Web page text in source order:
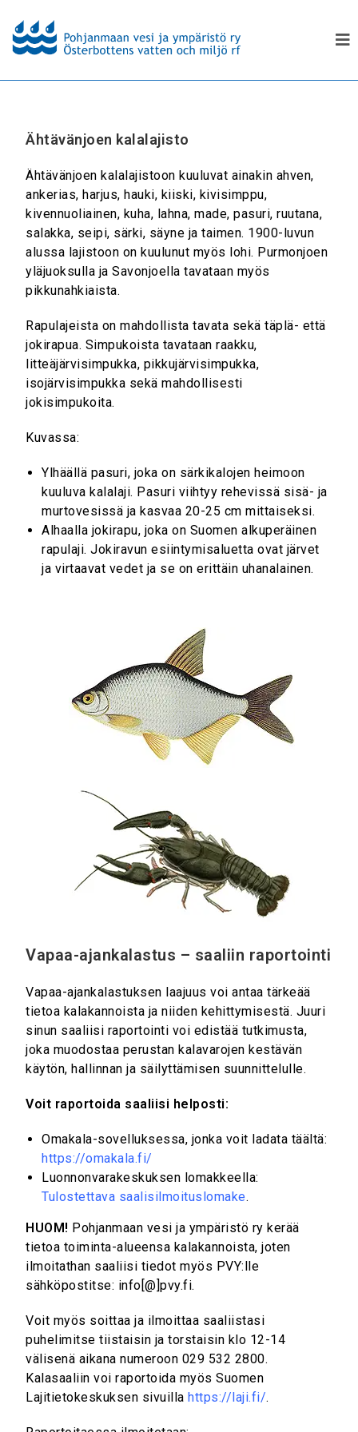
Ähtävänjoen kalalajisto
Ähtävänjoen kalalajistoon kuuluvat ainakin ahven,
ankerias, harjus, hauki, kiiski, kivisimppu,
kivennuoliainen, kuha, lahna, made, pasuri, ruutana,
salakka, seipi, särki, säyne ja taimen. 1900-luvun
alussa lajistoon on kuulunut myös lohi. Purmonjoen
yläjuoksulla ja Savonjoella tavataan myös
pikkunahkiaista.
Rapulajeista on mahdollista tavata sekä täplä- että
jokirapua. Simpukoista tavataan raakku,
litteäjärvisimpukka, pikkujärvisimpukka,
isojärvisimpukka sekä mahdollisesti
jokisimpukoita.
Kuvassa:
Ylhäällä pasuri, joka on särkikalojen heimoon
kuuluva kalalaji. Pasuri viihtyy rehevissä sisä- ja
murtovesissä ja kasvaa 20-25 cm mittaiseksi.
Alhaalla jokirapu, joka on Suomen alkuperäinen
rapulaji. Jokiravun esiintymisaluetta ovat järvet
ja virtaavat vedet ja se on erittäin uhanalainen.
Vapaa-ajankalastus – saaliin raportointi
Vapaa-ajankalastuksen laajuus voi antaa tärkeää
tietoa kalakannoista ja niiden kehittymisestä. Juuri
sinun saaliisi raportointi voi edistää tutkimusta,
joka muodostaa perustan kalavarojen kestävän
käytön, hallinnan ja säilyttämisen suunnittelulle.
Voit raportoida saaliisi helposti:
Omakala-sovelluksessa, jonka voit ladata täältä:
https://omakala.fi/
Luonnonvarakeskuksen lomakkeella:
Tulostettava saalisilmoituslomake.
HUOM! Pohjanmaan vesi ja ympäristö ry kerää
tietoa toiminta-alueensa kalakannoista, joten
ilmoitathan saaliisi tiedot myös PVY:lle
sähköpostitse: info[@]pvy.fi.
Voit myös soittaa ja ilmoittaa saaliistasi
puhelimitse tiistaisin ja torstaisin klo 12-14
välisenä aikana numeroon 029 532 2800.
Kalasaaliin voi raportoida myös Suomen
Lajitietokeskuksen sivuillahttps://laji.fi/.